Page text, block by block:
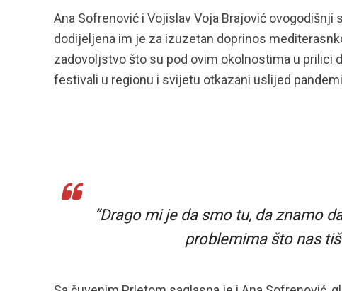
Ana Sofrenović i Vojislav Voja Brajović ovogodišnji
dodijeljena im je za izuzetan doprinos
zadovoljstvo što su pod ovim okolnostima u prilici
festivali u regionu i svijetu otkazani uslijed
”Drago mi je da smo tu, da znamo
problemima što nas